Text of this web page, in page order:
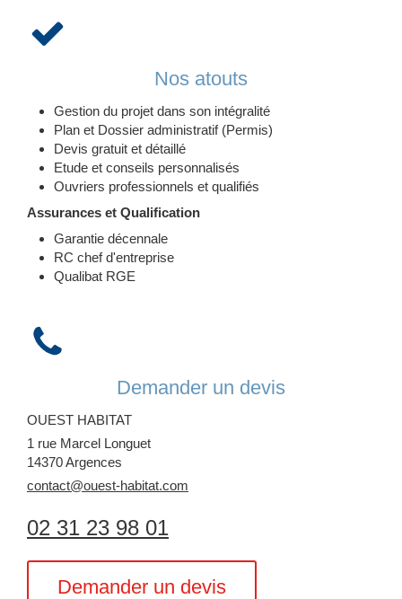
Nos atouts
Gestion du projet dans son intégralité
Plan et Dossier administratif (Permis)
Devis gratuit et détaillé
Etude et conseils personnalisés
Ouvriers professionnels et qualifiés
Assurances et Qualification
Garantie décennale
RC chef d'entreprise
Qualibat RGE
Demander un devis
OUEST HABITAT
1 rue Marcel Longuet
14370Argences
contact@ouest-habitat.com
02 31 23 98 01
Demander un devis